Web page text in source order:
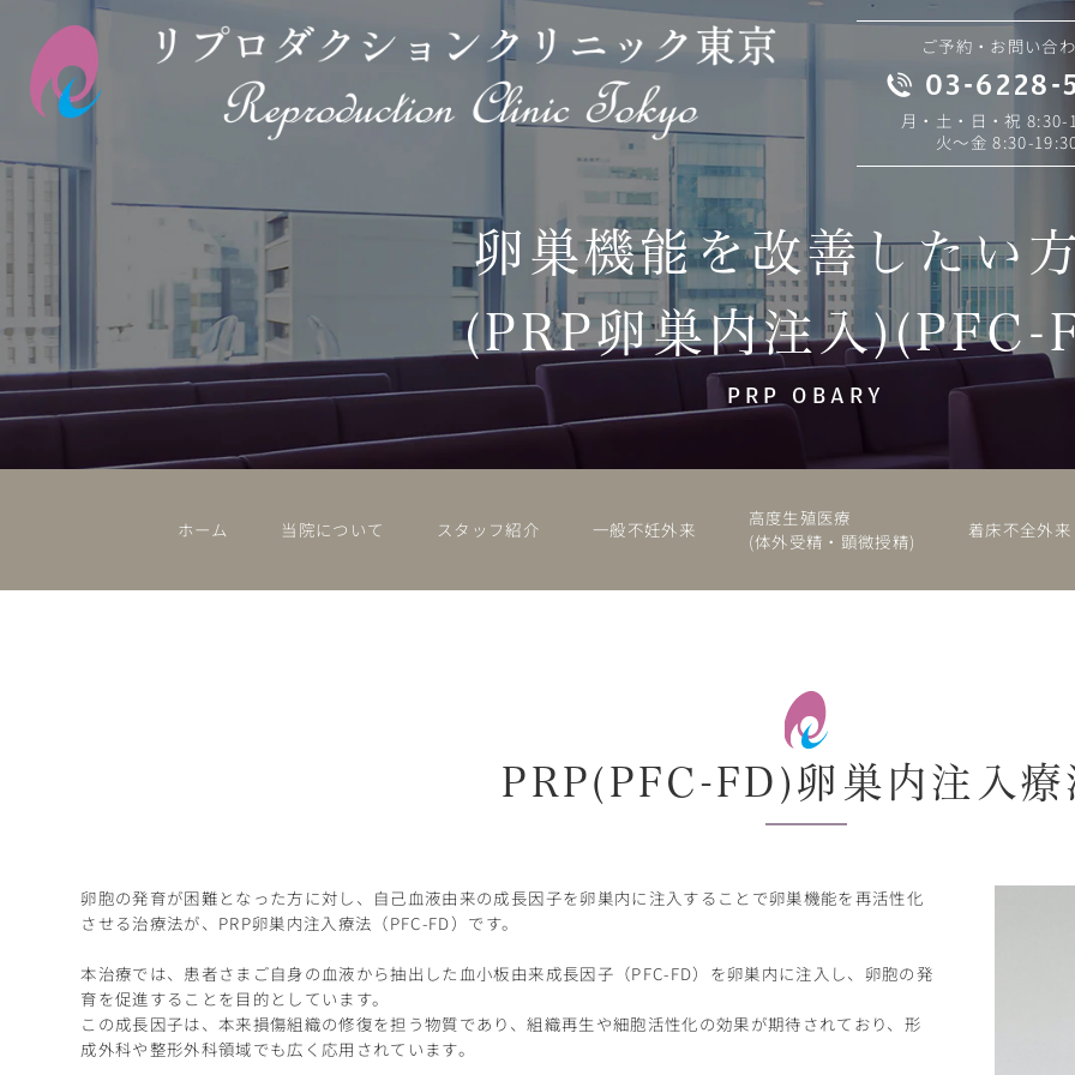
ご予約・お問い合
03-6228-
月・土・日・祝 8:30-
火～金 8:30-
卵巣機能を改善したい
(PRP卵巣内注入)(PFC-
PRP OBARY
ホーム 当院について スタッフ紹介 一般不妊外来
高度生殖医療
(体外受精・顕微授精)
着床不全外来
PRP(PFC-FD)卵巣内注入療
卵胞の発育が困難となった方に対し、自己血液由来の成長因子を卵巣内に注入することで卵巣機能を再活性化
させる治療法が、PRP卵巣内注入療法（PFC-FD）です。
本治療では、患者さまご自身の血液から抽出した血小板由来成長因子（PFC-FD）を卵巣内に注入し、卵胞の発
育を促進することを目的としています。
この成長因子は、本来損傷組織の修復を担う物質であり、組織再生や細胞活性化の効果が期待されており、形
成外科や整形外科領域でも広く応用されています。